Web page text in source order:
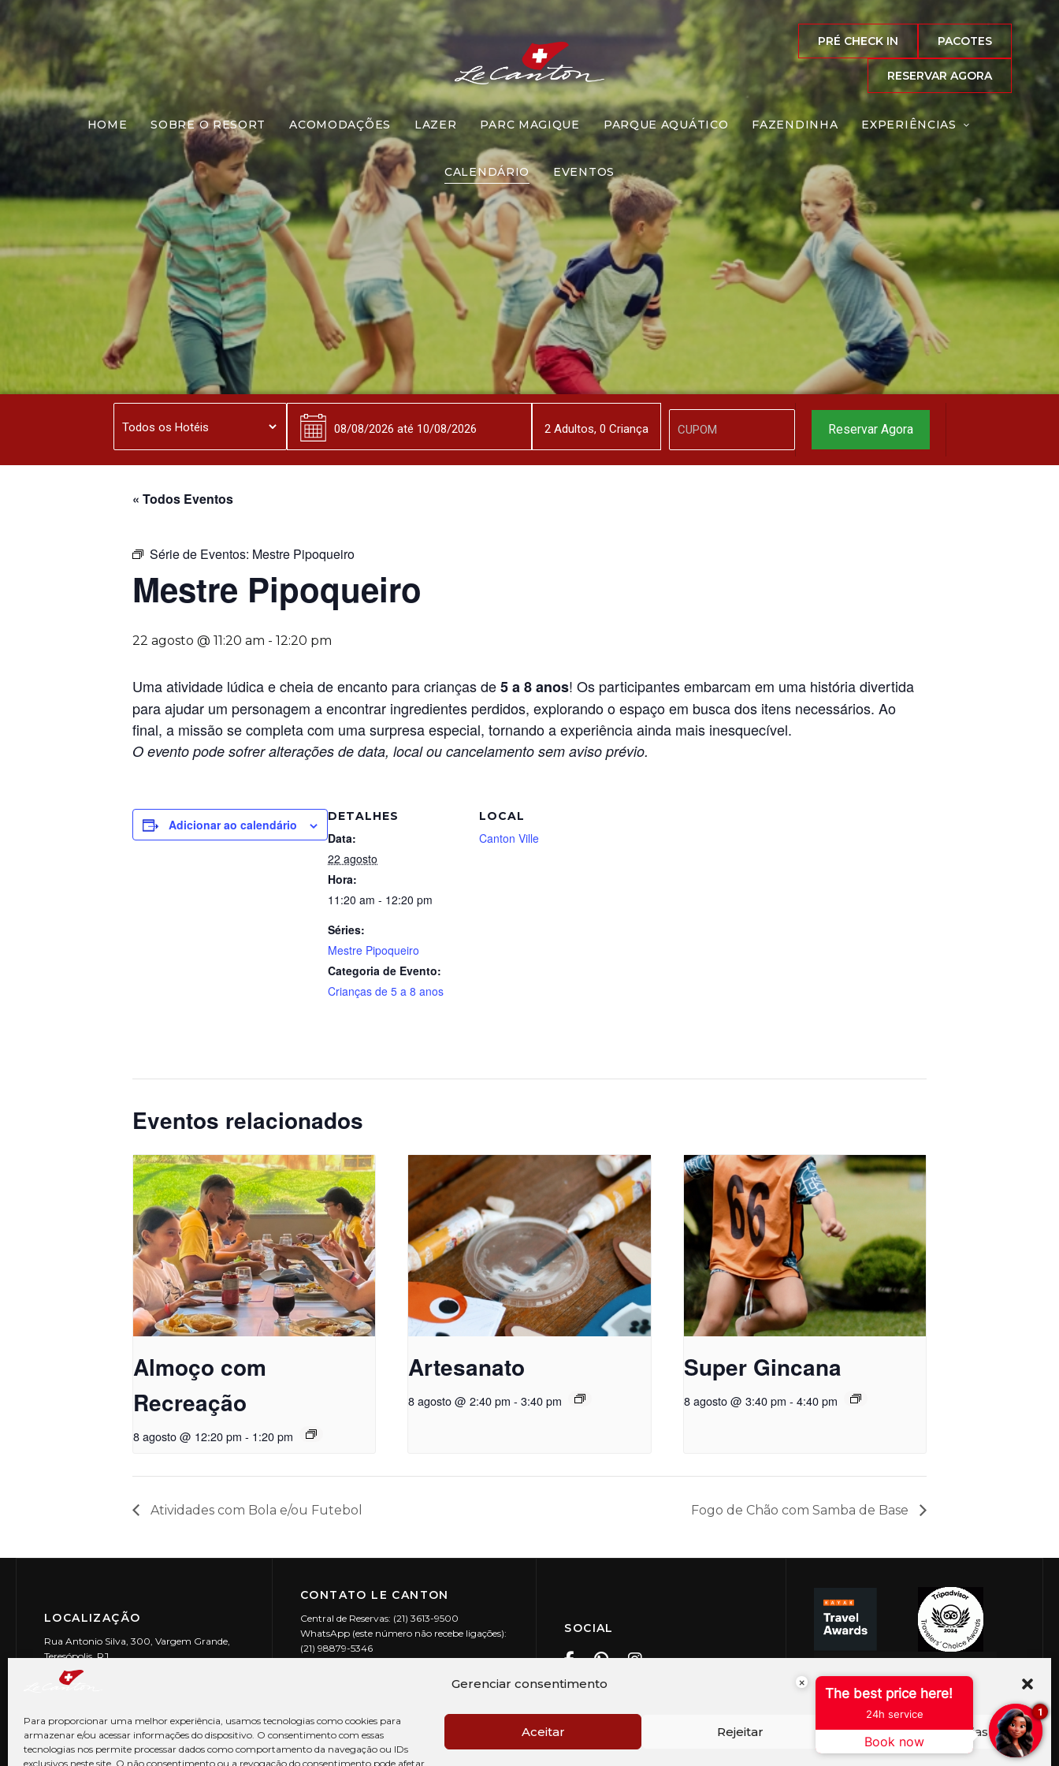
Gerenciar consentimento
Para proporcionar uma melhor experiência, usamos tecnologias como cookies para
armazenar e/ou acessar informações do dispositivo. O consentimento com essas
tecnologias nos permite processar dados como comportamento da navegação ou IDs
exclusivos neste site. O não consentimento ou a revogação do consentimento pode afetar
Aceitar Rejeitar Ver preferências
PRÉ CHECK IN PACOTES
RESERVAR AGORA
HOME SOBRE O RESORT ACOMODAÇÕES LAZER PARC MAGIQUE PARQUE AQUÁTICO FAZENDINHA EXPERIÊNCIAS
CALENDÁRIO EVENTOS
Mestre Pipoqueiro
« Todos Eventos
Série de Eventos: Mestre Pipoqueiro
Mestre Pipoqueiro
22 agosto @ 11:20 am - 12:20 pm
Uma atividade lúdica e cheia de encanto para crianças de5 a 8 anos! Os participantes embarcam em uma história divertida
para ajudar um personagem a encontrar ingredientes perdidos, explorando o espaço em busca dos itens necessários. Ao
final, a missão se completa com uma surpresa especial, tornando a experiência ainda mais inesquecível.
O evento pode sofrer alterações de data, local ou cancelamento sem aviso prévio.
Adicionar ao calendário
DETALHES
Data:
22 agosto
Hora:
11:20 am - 12:20 pm
Séries:
Mestre Pipoqueiro
Categoria de Evento:
Crianças de 5 a 8 anos
LOCAL
Canton Ville
Eventos relacionados
Almoço com
Recreação
8 agosto @ 12:20 pm - 1:20 pm
Artesanato
8 agosto @ 2:40 pm - 3:40 pm
Super Gincana
8 agosto @ 3:40 pm - 4:40 pm
Atividades com Bola e/ou Futebol Fogo de Chão com Samba de Base
LOCALIZAÇÃO
Rua Antonio Silva, 300, Vargem Grande,
Teresópolis, RJ
CEP: 25990-150
CONTATO LE CANTON
Central de Reservas: (21) 3613-9500
WhatsApp (este número não recebe ligações):
(21) 98879-5346
SOCIAL
2Adultos, 0 Criança
Reserve agora, com
o melhor preço
garantido
▼
Reservar Agora
×
The best price here!
24h service
Book now
1